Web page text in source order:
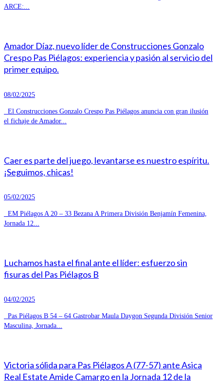
ARCE:...
Amador Díaz, nuevo líder de Construcciones Gonzalo
Crespo Pas Piélagos: experiencia y pasión al servicio del
primer equipo.
08/02/2025
El Construcciones Gonzalo Crespo Pas Piélagos anuncia con gran ilusión
el fichaje de Amador...
Caer es parte del juego, levantarse es nuestro espíritu.
¡Seguimos, chicas!
05/02/2025
EM Piélagos A 20 – 33 Bezana A Primera División Benjamín Femenina,
Jornada 12...
Luchamos hasta el final ante el líder: esfuerzo sin
fisuras del Pas Piélagos B
04/02/2025
Pas Piélagos B 54 – 64 Gastrobar Maula Daygon Segunda División Senior
Masculina, Jornada...
Victoria sólida para Pas Piélagos A (77-57) ante Asica
Real Estate Amide Camargo en la Jornada 12 de la